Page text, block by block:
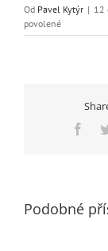
Od Pavel Kytýr | 12
povolenéu
textu
postup
Podobné